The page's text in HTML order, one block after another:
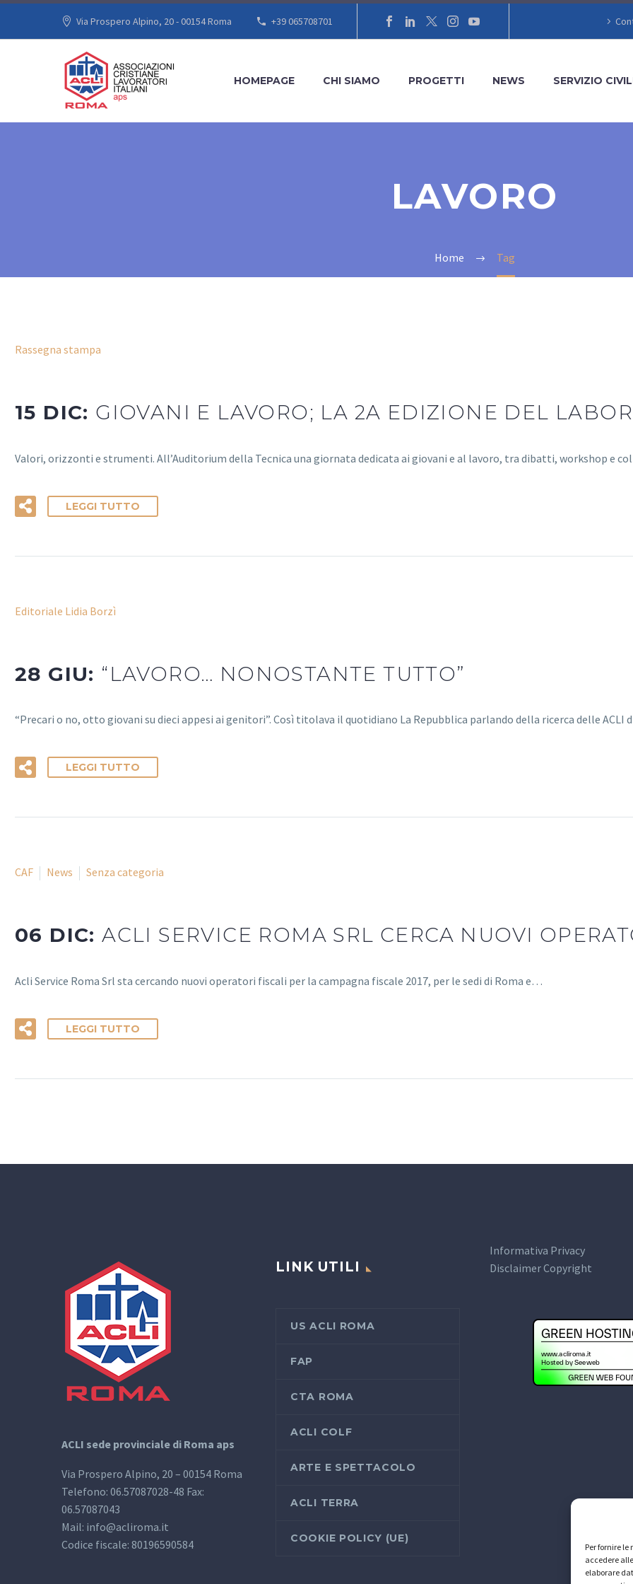
Per fornire
accedere
elaborare
Via Prospero Alpino, 20 - 00154 Roma +39 065708701
HOMEPAGE CHI SIAMO PROGETTI NEWS SERVIZIO
LAVORO
Home Tag
Rassegna stampa
15 DIC: GIOVANI E LAVORO; LA 2A EDIZIONE DEL
Valori, orizzonti e strumenti. All’Auditorium della Tecnica una giornata dedicata ai giovani e al lavoro, tra dibatti, workshop e
LEGGI TUTTO
Editoriale Lidia Borzì
28 GIU: “LAVORO… NONOSTANTE TUTTO”
“Precari o no, otto giovani su dieci appesi ai genitori”. Così titolava il quotidiano La Repubblica parlando della ricerca delle ACLI
LEGGI TUTTO
CAF News Senza categoria
06 DIC:ACLI SERVICE ROMA SRL CERCA NUOVI
Acli Service Roma Srl sta cercando nuovi operatori fiscali per la campagna fiscale 2017, per le sedi di Roma e…
LEGGI TUTTO
ACLI sede provinciale di Roma aps
Via Prospero Alpino, 20 – 00154 Roma
Telefono: 06.57087028-48 Fax:
06.57087043
Mail: info@acliroma.it
Codice fiscale: 80196590584
LINK UTILI
US ACLI ROMA
FAP
CTA ROMA
ACLI COLF
ARTE E SPETTACOLO
ACLI TERRA
COOKIE POLICY (UE)
Informativa Privacy
Disclaimer Copyright